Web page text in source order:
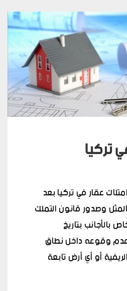
تركيا
عقار في تركيا بعد
وصدور قانون التملك
بالأجانب بتاريخ
عدم وقوعه داخل نطاق
أو أي أرض تابعة